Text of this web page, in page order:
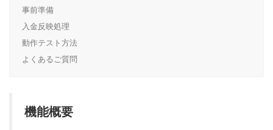
事前準備
入金反映処理
動作テスト方法
よくあるご質問
機能概要